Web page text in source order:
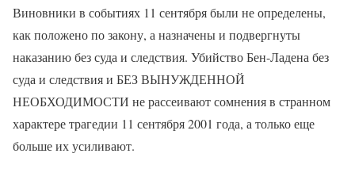
Виновники в событиях 11 сентября были не определены,
как положено по закону, а назначены и подвергнуты
наказанию без суда и следствия. Убийство Бен-Ладена без
суда и следствия и БЕЗ ВЫНУЖДЕННОЙ
НЕОБХОДИМОСТИ не рассеивают сомнения в странном
характере трагедии 11 сентября 2001 года, а только еще
больше их усиливают.